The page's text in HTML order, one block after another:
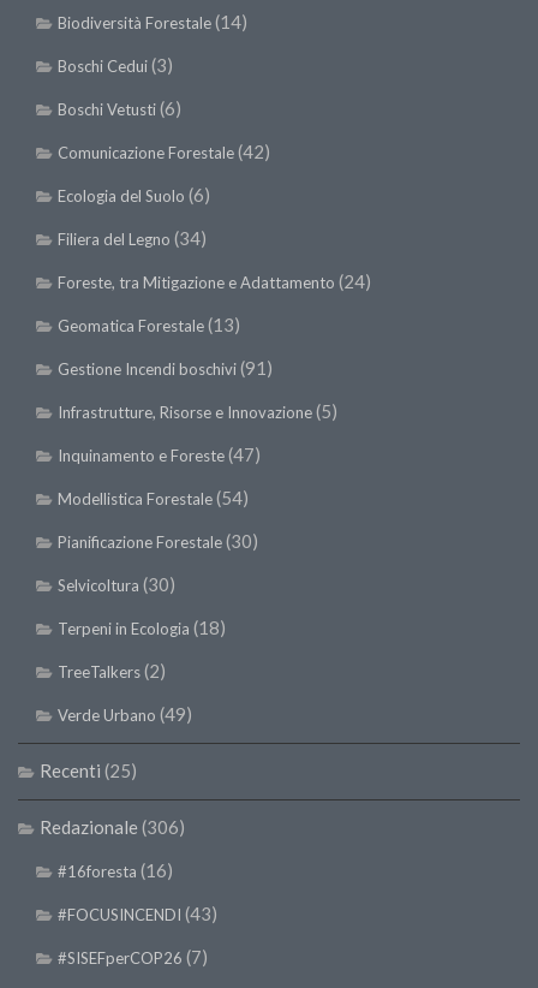
II Congresso (Bologna 1999)
I Congresso (Padova 1997)
Redazione
Pagina Principale
Editoriali
Pillole di Scienze Forestali
Infografiche
Video
PDF
SISEF Notebook (Rassegna Stampa)
SISEF Eventi
SISEF@Facebook
@SISEF Tweets
@ForestTweeting
SISEF Publishing
Redazione SISEF.ORG
Credits
Biodiversità Forestale(14)
Boschi Cedui(3)
Boschi Vetusti(6)
Comunicazione Forestale(42)
Ecologia del Suolo (6)
Filiera del Legno (34)
Foreste, tra Mitigazione e Adattamento (24)
Geomatica Forestale(13)
Gestione Incendi boschivi(91)
Infrastrutture, Risorse e Innovazione(5)
Inquinamento e Foreste(47)
Modellistica Forestale(54)
Pianificazione Forestale(30)
Selvicoltura (30)
Terpeni in Ecologia (18)
TreeTalkers(2)
Verde Urbano (49)
Recenti (25)
Redazionale (306)
#16foresta (16)
#FOCUSINCENDI (43)
#SISEFperCOP26 (7)